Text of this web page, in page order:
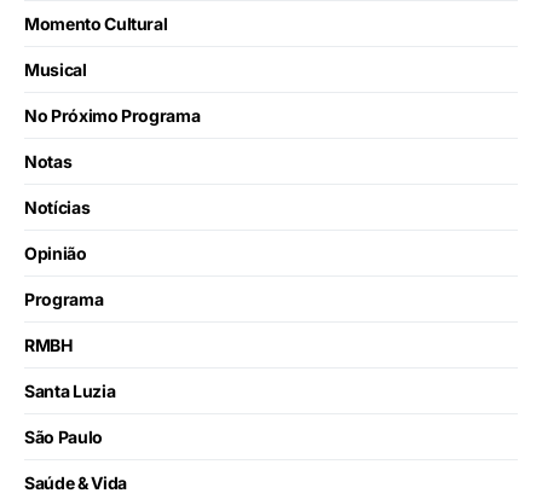
Momento Cultural
Musical
No Próximo Programa
Notas
Notícias
Opinião
Programa
RMBH
Santa Luzia
São Paulo
Saúde & Vida